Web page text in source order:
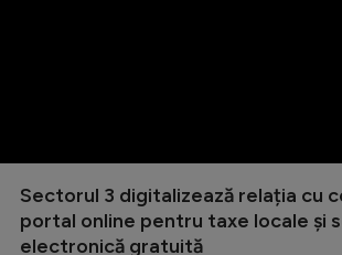
Sectorul 3 digitalizează relația cu
portal online pentru taxe locale și
electronică gratuită